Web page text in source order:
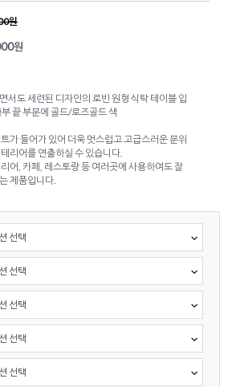
원
원
서도 세련된 디자인의 로빈 원형 식탁 테이블 입
끝 부분에 골드/로즈골드 색
가 들어가 있어 더욱 멋스럽고 고급스러운 분위
리어를 연출하실 수 있습니다.
어, 카페, 레스토랑 등 여러곳에 사용하여도 잘
제품입니다.